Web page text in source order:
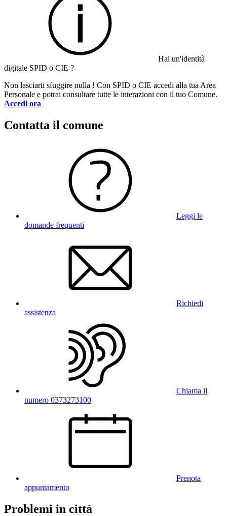
Hai un'identità
digitale SPID o CIE ?
Non lasciarti sfuggire nulla ! Con SPID o CIE accedi alla tua Area
Personale e potrai consultare tutte le interazioni con il tuo Comune.
Accedi ora
Contatta il comune
Leggi le
domande frequenti
Richiedi
assistenza
Chiama il
numero 0373273100
Prenota
appuntamento
Problemi in città